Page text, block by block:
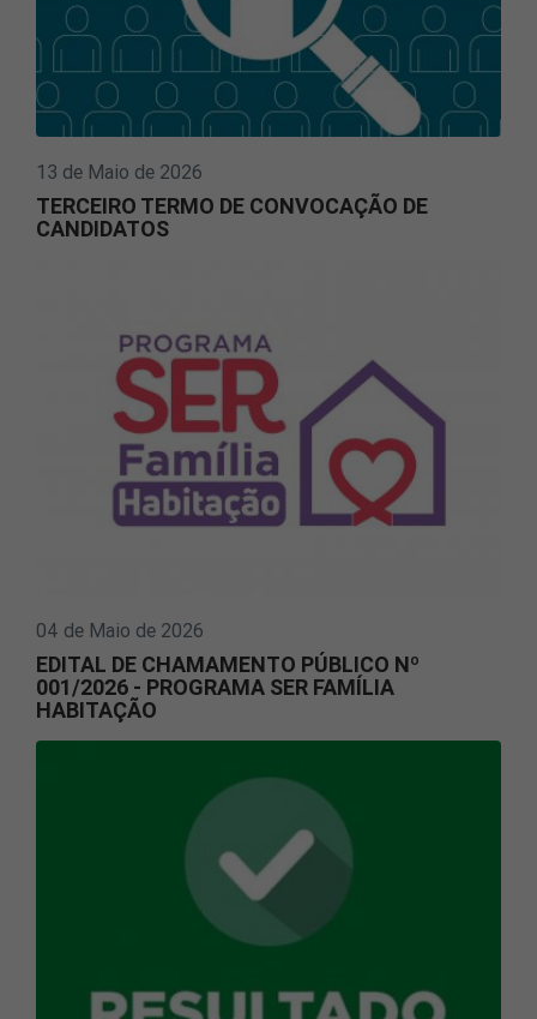
13 de Maio de 2026
TERCEIRO TERMO DE CONVOCAÇÃO DE
CANDIDATOS
04 de Maio de 2026
EDITAL DE CHAMAMENTO PÚBLICO Nº
001/2026 - PROGRAMA SER FAMÍLIA
HABITAÇÃO